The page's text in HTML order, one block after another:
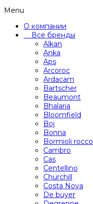
Menu
О компании
Все бренды
Alkan
Anka
Aps
Arcoroc
Ardacam
Bartscher
Beaumont
Bhalaria
Bloomfield
Boj
Bonna
Bormioli rocco
Cambro
Cas
Centellino
Churchill
Costa Nova
De buyer